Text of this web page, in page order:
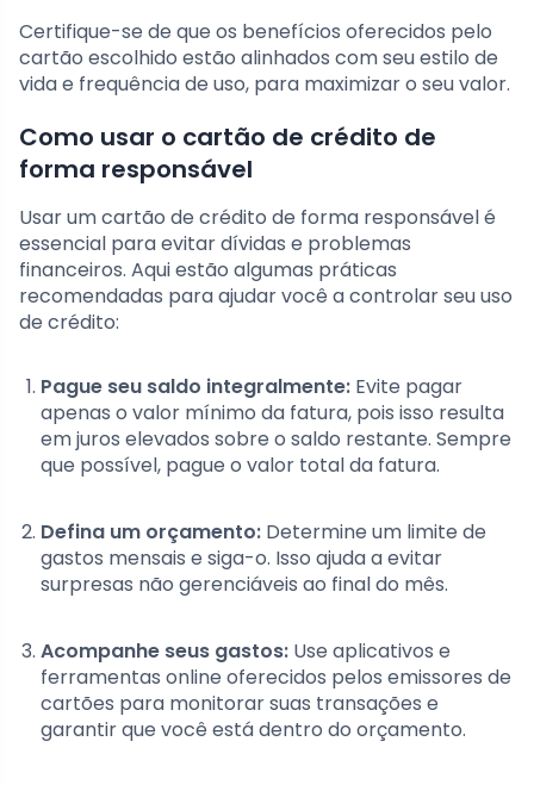
Certifique-se de que os benefícios oferecidos pelo
cartão escolhido estão alinhados com seu estilo de
vida e frequência de uso, para maximizar o seu valor.
Como usar o cartão de crédito de
forma responsável
Usar um cartão de crédito de forma responsável é
essencial para evitar dívidas e problemas
financeiros. Aqui estão algumas práticas
recomendadas para ajudar você a controlar seu uso
de crédito:
Pague seu saldo integralmente: Evite pagar
apenas o valor mínimo da fatura, pois isso resulta
em juros elevados sobre o saldo restante. Sempre
que possível, pague o valor total da fatura.
Defina um orçamento: Determine um limite de
gastos mensais e siga-o. Isso ajuda a evitar
surpresas não gerenciáveis ao final do mês.
Acompanhe seus gastos: Use aplicativos e
ferramentas online oferecidos pelos emissores de
cartões para monitorar suas transações e
garantir que você está dentro do orçamento.